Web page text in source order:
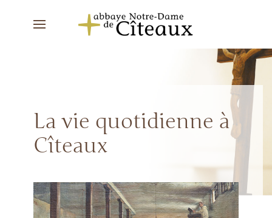
La vie quotidienne à
Cîteaux